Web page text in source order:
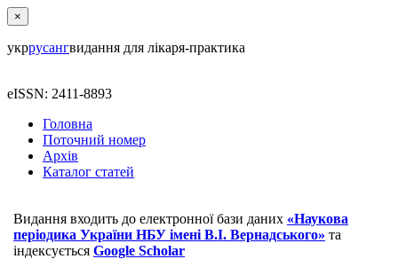
×
укррусангвидання для лікаря-практика
eISSN: 2411-8893
Головна
Поточний номер
Архів
Каталог статей
Видання входить до електронної бази даних «Наукова
періодика України НБУ імені В.І. Вернадського» та
індексується Google Scholar